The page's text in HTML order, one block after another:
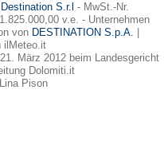
Destination S.r.l - MwSt.-Nr.
v.e. - Unternehmen
von DESTINATION S.p.A.
ilMeteo.it
März 2012 beim Landesgericht
Dolomiti.it
Pison